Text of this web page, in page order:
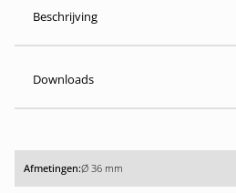
Beschrijving
Downloads
Ø 36 mm